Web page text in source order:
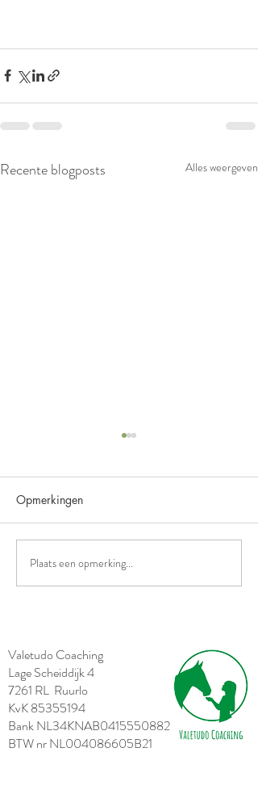
Recente blogposts Alles weergeven
Geslaagd voor Equine
Assisted Kindercoach
Opmerkingen
Plaats een opmerking...
Valetudo Coaching
Lage Scheiddijk 4
7261 RL Ruurlo
KvK85355194
Bank NL34KNAB0415550882
BTW nr NL004086605B21